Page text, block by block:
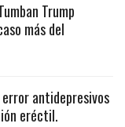
Trump
más del
antidepresivos
eréctil.